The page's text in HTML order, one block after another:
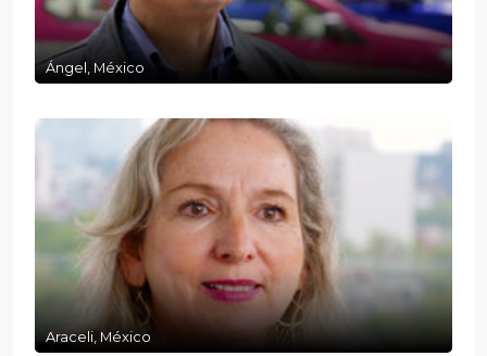
Ángel, México
Araceli, México